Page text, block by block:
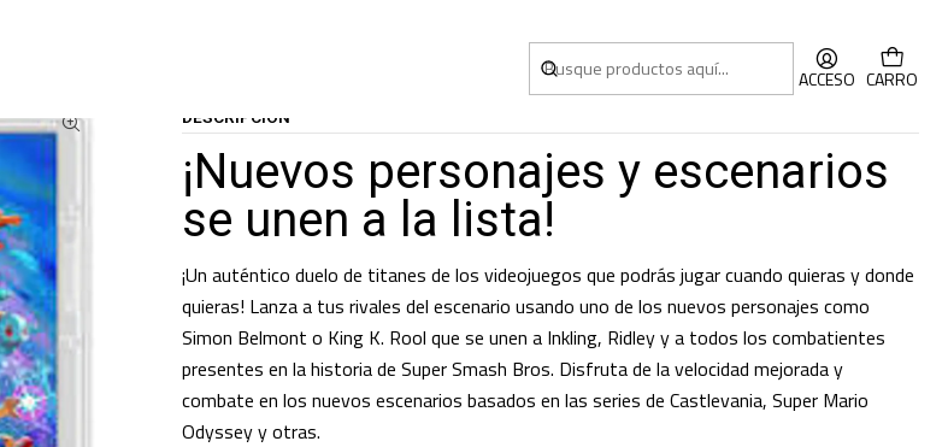
ACCESO CARRO
DESCRIPCIÓN
¡Nuevos personajes y escenarios
se unen a la lista!
¡Un auténtico duelo de titanes de los videojuegos que podrás jugar cuando quieras y donde
quieras! Lanza a tus rivales del escenario usando uno de los nuevos personajes como
Simon Belmont o King K. Rool que se unen a Inkling, Ridley y a todos los combatientes
presentes en la historia de Super Smash Bros. Disfruta de la velocidad mejorada y
combate en los nuevos escenarios basados en las series de Castlevania, Super Mario
Odyssey y otras.